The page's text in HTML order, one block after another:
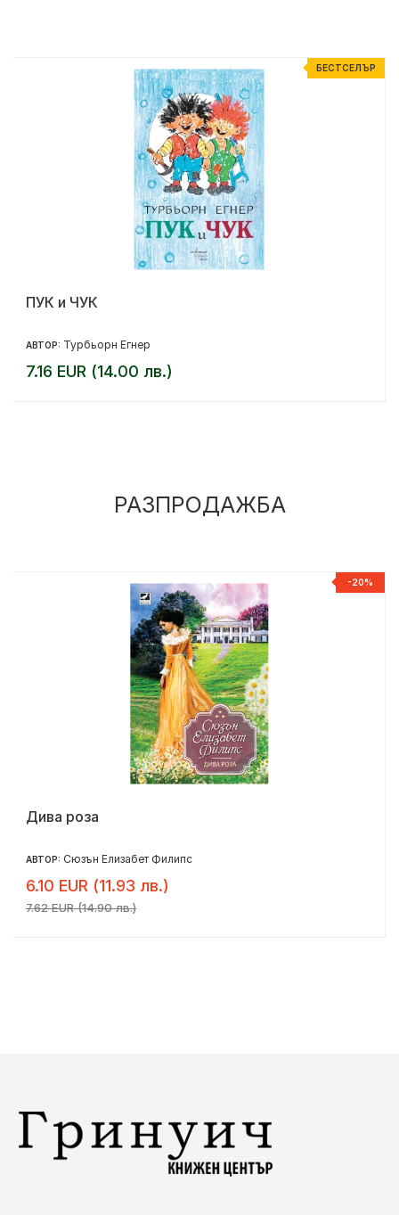
БЕСТСЕЛЪР
ПУК и ЧУК
АВТОР: Турбьорн Егнер
7.16 EUR (14.00 лв.)
РАЗПРОДАЖБА
-20%
Дива роза
АВТОР: Сюзън Елизабет Филипс
6.10 EUR (11.93 лв.)
7.62 EUR (14.90 лв.)